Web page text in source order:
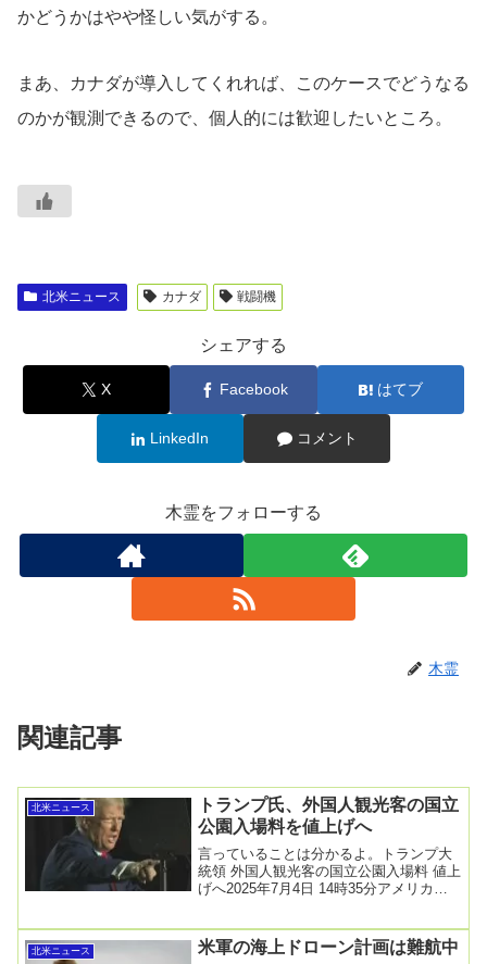
かどうかはやや怪しい気がする。
まあ、カナダが導入してくれれば、このケースでどうなる
のかが観測できるので、個人的には歓迎したいところ。
北米ニュース カナダ 戦闘機
シェアする
X Facebook はてブ
LinkedIn コメント
木霊をフォローする
木霊
関連記事
北米ニュース
トランプ氏、外国人観光客の国立
公園入場料を値上げへ
言っていることは分かるよ。トランプ大
統領 外国人観光客の国立公園入場料 値上
げへ2025年7月4日 14時35分アメリカの
北米ニュース 米軍の海上ドローン計画は難航中